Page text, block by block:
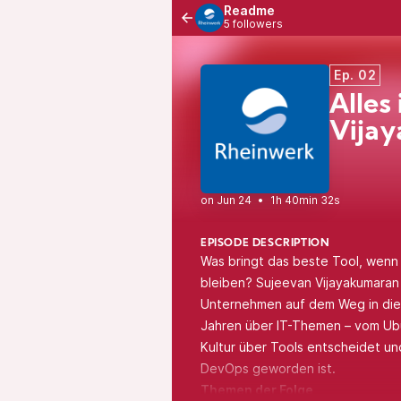
Readme
5 followers
Ep. 02
Alles
• 1h 40min 32s
EPISODE DESCRIPTION
Was bringt das beste Tool,
bleiben? Sujeevan
Unternehmen auf dem Weg in
Jahren über IT-Themen – vom
Kultur über Tools entscheidet
DevOps geworden ist.
Themen der Folge